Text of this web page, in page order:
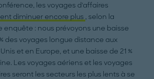
les voyages d'affaires
diminuer encore plus , selon la
enquête : nous prévoyons une baisse
des voyages longue distance aux
et en Europe, et une baisse de 21 %
Les voyages aériens et les voyages
seront les secteurs les plus lents à se